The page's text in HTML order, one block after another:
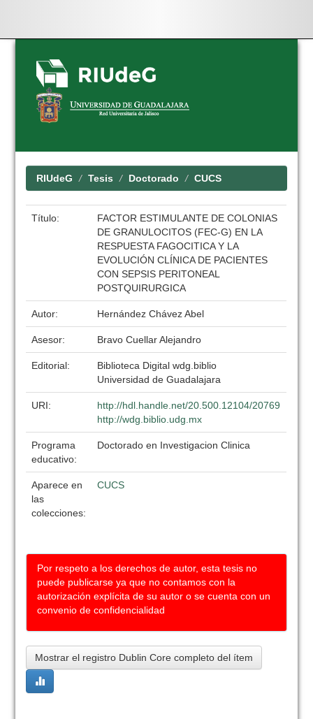
Skip
navigation
RIUdeG Tesis Doctorado CUCS
Título:
FACTOR ESTIMULANTE DE COLONIAS
DE GRANULOCITOS (FEC-G) EN LA
RESPUESTA FAGOCITICA Y LA
EVOLUCIÓN CLÍNICA DE PACIENTES
CON SEPSIS PERITONEAL
POSTQUIRURGICA
Autor: Hernández Chávez Abel
Asesor: Bravo Cuellar Alejandro
Editorial:
Biblioteca Digital wdg.biblio
Universidad de Guadalajara
URI:
http://hdl.handle.net/20.500.12104/20769
http://wdg.biblio.udg.mx
Programa
educativo:
Doctorado en Investigacion Clinica
Aparece en
las
colecciones:
CUCS
Por respeto a los derechos de autor, esta tesis no
puede publicarse ya que no contamos con la
autorización explícita de su autor o se cuenta con un
convenio de confidencialidad
Mostrar el registro Dublin Core completo del ítem